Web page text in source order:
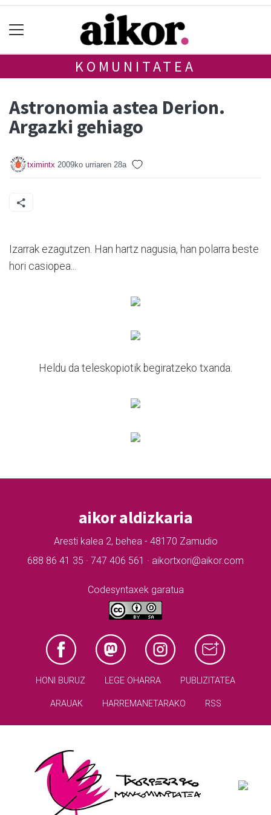
KOMUNITATEA
Astronomia astea Derion.
Argazki gehiago
tximintx 2009ko urriaren 28a
Izarrak ezagutzen. Han hartz nagusia, han polarra beste
hori casiopea...
Heldu da teleskopiotik begiratzeko txanda.
aikor aldizkaria
Aresti kalea 2, behea - 48170 Zamudio
688 86 41 35 · 747 406 561 · aikortxori@aikor.com
Codesyntaxek garatua
HONI BURUZ LEGE OHARRA PUBLIZITATEA
ARAUAK HARREMANETARAKO RSS